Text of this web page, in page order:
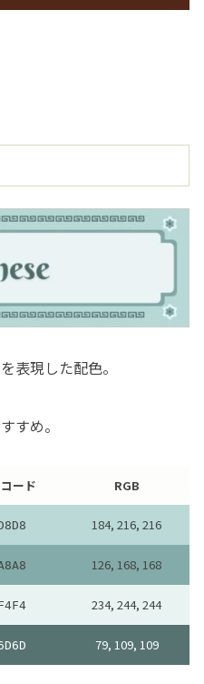
表現した配色。
すめ。
ード RGB
184, 216, 216
126, 168, 168
234, 244, 244
79, 109, 109